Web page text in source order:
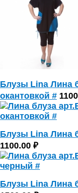
Блузы Lina Лина
окантовкой #
Блузы Lina Лина
1100.00 ₽
Блузы Lina Лина